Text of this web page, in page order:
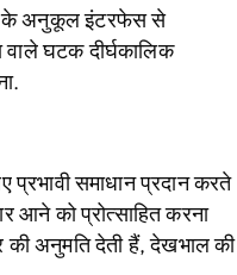
के अनुकूल इंटरफेस से
घटक दीर्घकालिक
समाधान प्रदान करते
को प्रोत्साहित करना
अनुमति देती हैं, देखभाल की